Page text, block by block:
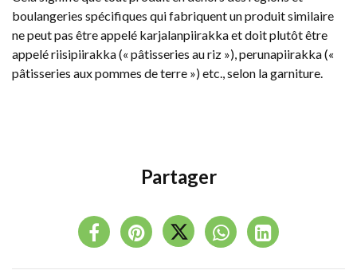
boulangeries spécifiques qui fabriquent un produit similaire
ne peut pas être appelé karjalanpiirakka et doit plutôt être
appelé riisipiirakka (« pâtisseries au riz »), perunapiirakka («
pâtisseries aux pommes de terre ») etc., selon la garniture.
Partager